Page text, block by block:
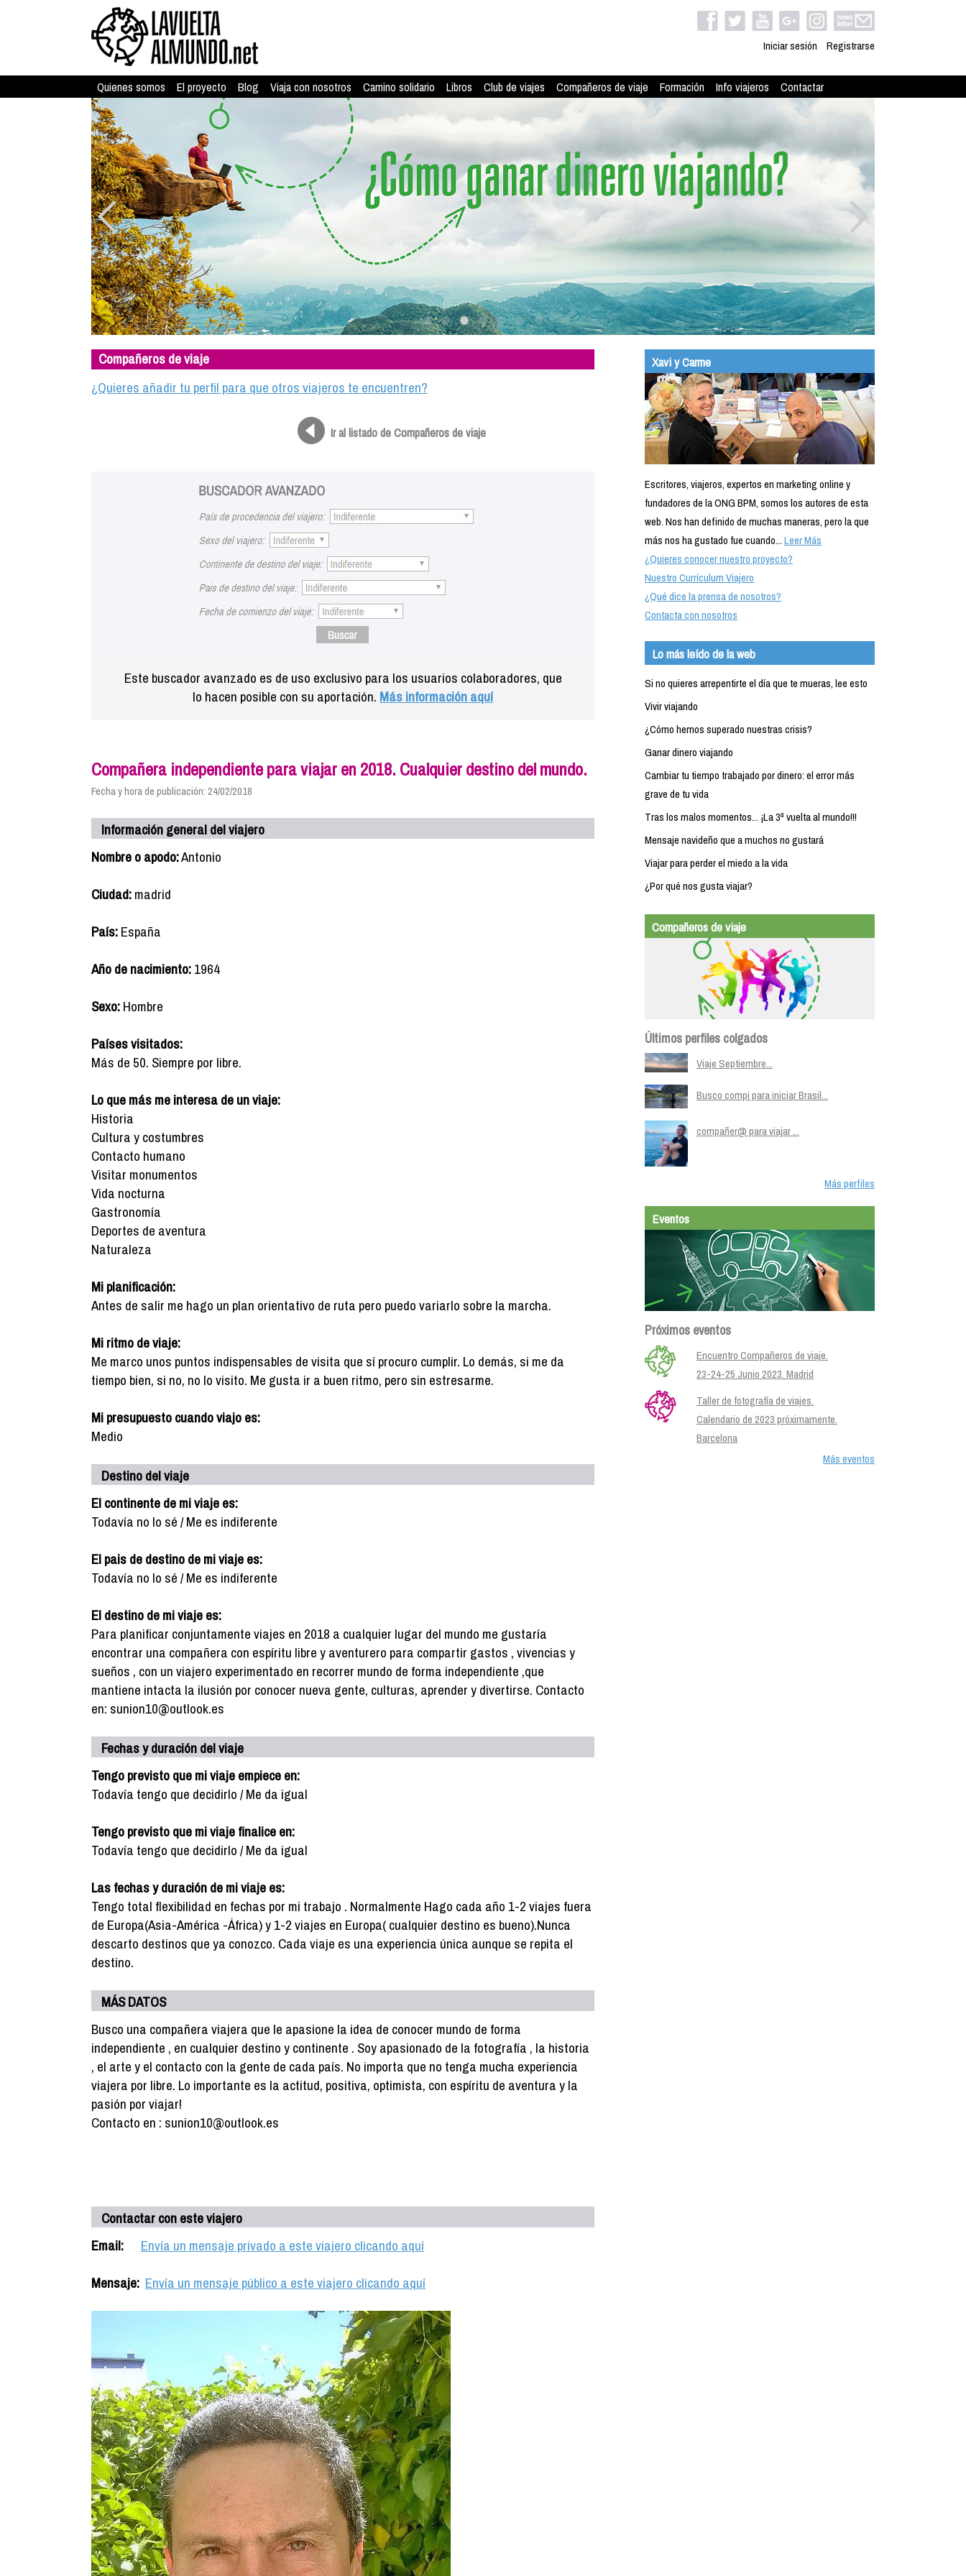
Iniciar sesión Registrarse
Quienes somos El proyecto Blog Viaja con nosotros Camino solidario Libros Club de viajes Compañeros de viaje Formación Info viajeros Contactar
Compañeros de viaje
¿Quieres añadir tu perfil para que otros viajeros te encuentren?
Ir al listado de Compañeros de viaje
Este buscador avanzado es de uso exclusivo para los usuarios colaboradores, que
lo hacen posible con su aportación. Más información aquí
Compañera independiente para viajar en 2018. Cualquier destino del mundo.
Fecha y hora de publicación: 24/02/2018
Información general del viajero
Nombre o apodo:Antonio
Ciudad:madrid
País:España
Año de nacimiento:1964
Sexo:Hombre
Países visitados:
Más de 50. Siempre por libre.
Lo que más me interesa de un viaje:
Historia
Cultura y costumbres
Contacto humano
Visitar monumentos
Vida nocturna
Gastronomía
Deportes de aventura
Naturaleza
Mi planificación:
Antes de salir me hago un plan orientativo de ruta pero puedo variarlo sobre la marcha.
Mi ritmo de viaje:
Me marco unos puntos indispensables de visita que sí procuro cumplir. Lo demás, si me da
tiempo bien, si no, no lo visito. Me gusta ir a buen ritmo, pero sin estresarme.
Mi presupuesto cuando viajo es:
Medio
Destino del viaje
El continente de mi viaje es:
Todavía no lo sé / Me es indiferente
El pais de destino de mi viaje es:
Todavía no lo sé / Me es indiferente
El destino de mi viaje es:
Para planificar conjuntamente viajes en 2018 a cualquier lugar del mundo me gustaría
encontrar una compañera con espíritu libre y aventurero para compartir gastos , vivencias y
sueños , con un viajero experimentado en recorrer mundo de forma independiente ,que
mantiene intacta la ilusión por conocer nueva gente, culturas, aprender y divertirse. Contacto
en: sunion10@outlook.es
Fechas y duración del viaje
Tengo previsto que mi viaje empiece en:
Todavía tengo que decidirlo / Me da igual
Tengo previsto que mi viaje finalice en:
Todavía tengo que decidirlo / Me da igual
Las fechas y duración de mi viaje es:
Tengo total flexibilidad en fechas por mi trabajo . Normalmente Hago cada año 1-2 viajes fuera
de Europa(Asia-América -África) y 1-2 viajes en Europa( cualquier destino es bueno).Nunca
descarto destinos que ya conozco. Cada viaje es una experiencia única aunque se repita el
destino.
MÁS DATOS
Busco una compañera viajera que le apasione la idea de conocer mundo de forma
independiente , en cualquier destino y continente . Soy apasionado de la fotografía , la historia
, el arte y el contacto con la gente de cada país. No importa que no tenga mucha experiencia
viajera por libre. Lo importante es la actitud, positiva, optimista, con espíritu de aventura y la
pasión por viajar!
Contacto en : sunion10@outlook.es
Contactar con este viajero
Email:
Envía un mensaje privado a este viajero clicando aquí
Mensaje: Envía un mensaje público a este viajero clicando aquí
Xavi y Carme
Escritores, viajeros, expertos en marketing online y
fundadores de la ONG BPM, somos los autores de esta
web. Nos han definido de muchas maneras, pero la que
más nos ha gustado fue cuando...Leer Más
¿Quieres conocer nuestro proyecto?
Nuestro Currículum Viajero
¿Qué dice la prensa de nosotros?
Contacta con nosotros
Lo más leído de la web
Si no quieres arrepentirte el día que te mueras, lee esto
Vivir viajando
¿Cómo hemos superado nuestras crisis?
Ganar dinero viajando
Cambiar tu tiempo trabajado por dinero: el error más
grave de tu vida
Tras los malos momentos... ¡La 3ª vuelta al mundo!!!
Mensaje navideño que a muchos no gustará
Viajar para perder el miedo a la vida
¿Por qué nos gusta viajar?
Compañeros de viaje
Últimos perfiles colgados
Viaje Septiembre...
Busco compi para iniciar Brasil...
compañer@ para viajar ...
Más perfiles
Eventos
Próximos eventos
Encuentro Compañeros de viaje.
23-24-25 Junio 2023. Madrid
Taller de fotografía de viajes.
Calendario de 2023 próximamente.
Barcelona
Más eventos